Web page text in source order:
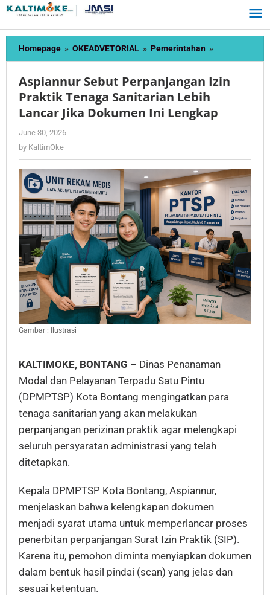
Skip
content
Homepage » OKEADVETORIAL » Pemerintahan »
Sebut
Izin
Tenaga
Jika
Dokumen
Ini
Lengkap
Aspiannur Sebut Perpanjangan Izin
Praktik Tenaga Sanitarian Lebih
Lancar Jika Dokumen Ini Lengkap
June 30, 2026
by KaltimOke
Gambar : Ilustrasi
KALTIMOKE, BONTANG – Dinas Penanaman
Modal dan Pelayanan Terpadu Satu Pintu
(DPMPTSP) Kota Bontang mengingatkan para
tenaga sanitarian yang akan melakukan
perpanjangan perizinan praktik agar melengkapi
seluruh persyaratan administrasi yang telah
ditetapkan.
Kepala DPMPTSP Kota Bontang, Aspiannur,
menjelaskan bahwa kelengkapan dokumen
menjadi syarat utama untuk memperlancar proses
penerbitan perpanjangan Surat Izin Praktik (SIP).
Karena itu, pemohon diminta menyiapkan dokumen
dalam bentuk hasil pindai (scan) yang jelas dan
sesuai ketentuan.